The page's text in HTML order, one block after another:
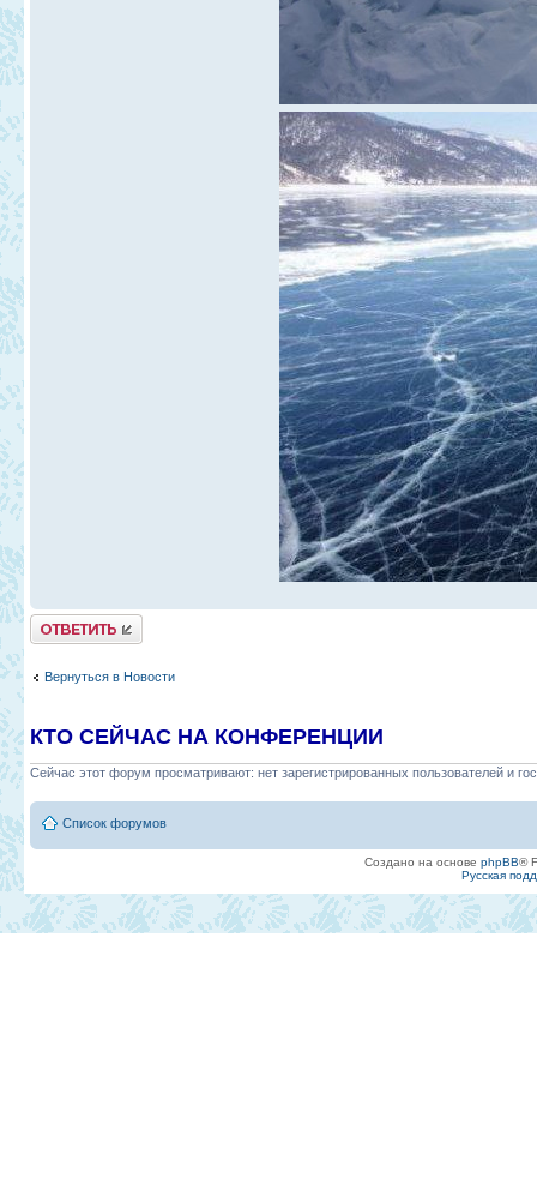
Ответить
Вернуться в Новости
КТО СЕЙЧАС НА КОНФЕРЕНЦИИ
Сейчас этот форум просматривают: нет зарегистрированных пользователей и
Список форумов
Создано на основе phpBB®
Русская